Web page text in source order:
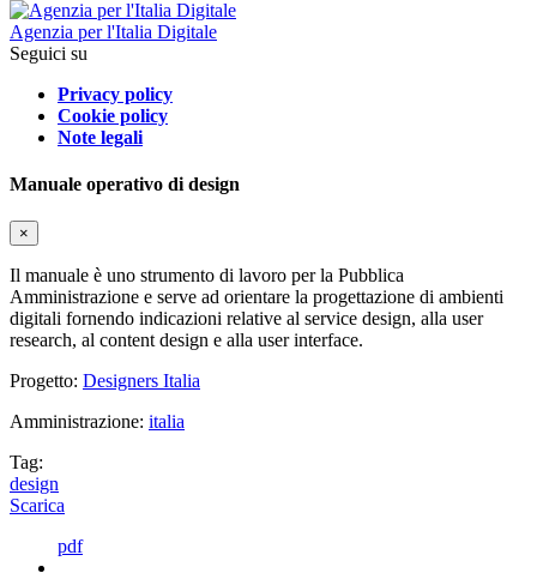
Agenzia per l'Italia Digitale
Seguici su
Privacy policy
Cookie policy
Note legali
Manuale operativo di design
×
Il manuale è uno strumento di lavoro per la Pubblica
Amministrazione e serve ad orientare la progettazione di ambienti
digitali fornendo indicazioni relative al service design, alla user
research, al content design e alla user interface.
Progetto: Designers Italia
Amministrazione: italia
Tag:
design
Scarica
pdf